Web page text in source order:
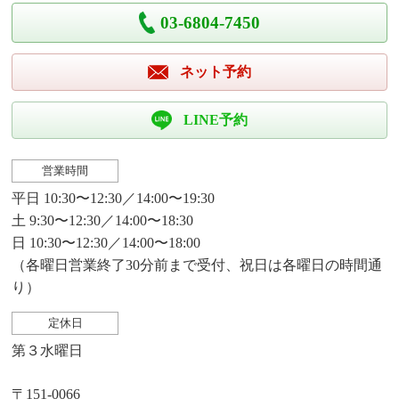
03-6804-7450
ネット予約
LINE予約
営業時間
平日 10:30〜12:30／14:00〜19:30
土 9:30〜12:30／14:00〜18:30
日 10:30〜12:30／14:00〜18:00
（各曜日営業終了30分前まで受付、祝日は各曜日の時間通
り）
定休日
第３水曜日
〒151-0066